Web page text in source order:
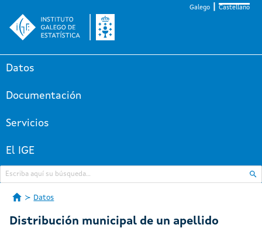
Galego Castellano
Datos
Documentación
Servicios
El IGE
Datos
Distribución municipal de un apellido